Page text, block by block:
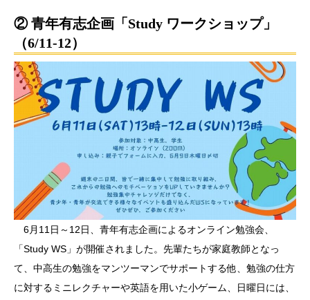
② 青年有志企画「Study ワークショップ」
（6/11-12）
6月11日～12日、青年有志企画によるオンライン勉強会、
「Study WS」が開催されました。先輩たちが家庭教師となっ
て、中高生の勉強をマンツーマンでサポートする他、勉強の仕方
に対するミニレクチャーや英語を用いた小ゲーム、日曜日には、